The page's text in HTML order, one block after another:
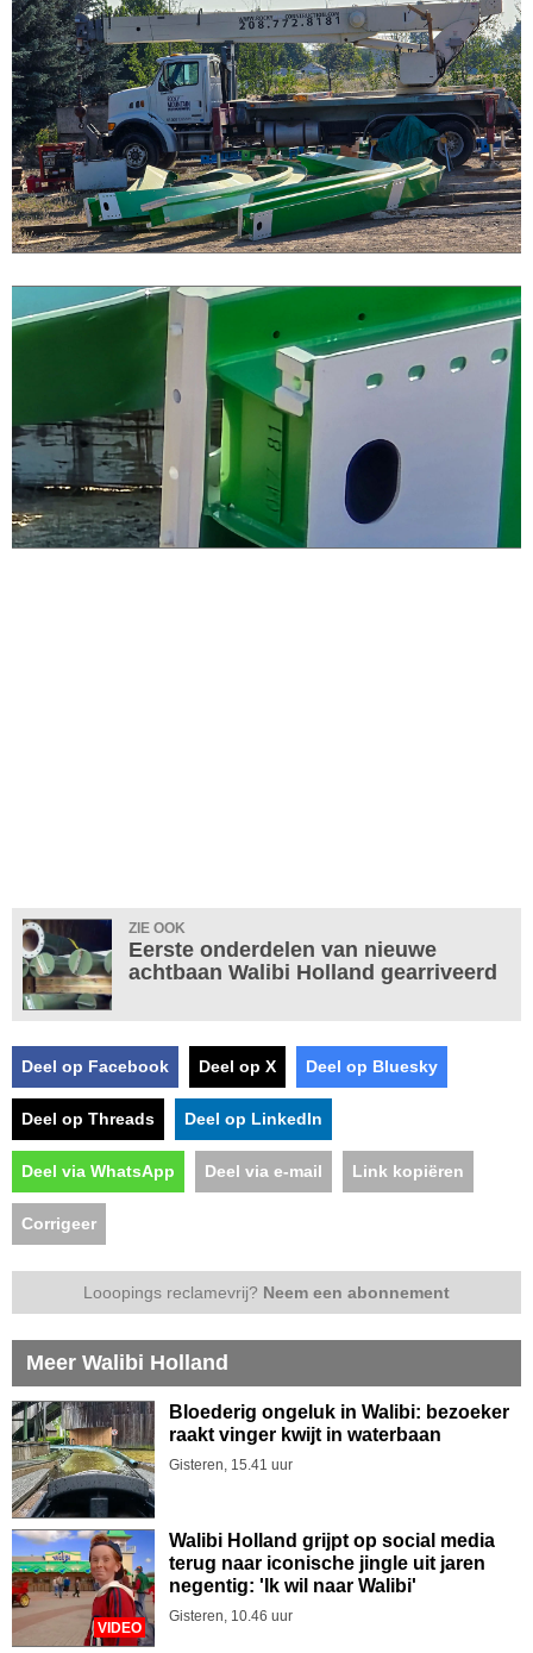
ZIE OOK
Eerste onderdelen van nieuwe
achtbaan Walibi Holland gearriveerd
Deel op Facebook Deel op X Deel op Bluesky
Deel op Threads Deel op LinkedIn
Deel via WhatsApp Deel via e-mail Link kopiëren
Corrigeer
Looopings reclamevrij? Neem een abonnement
Meer Walibi Holland
Bloederig ongeluk in Walibi: bezoeker
raakt vinger kwijt in waterbaan
Gisteren, 15.41 uur
VIDEO
Walibi Holland grijpt op social media
terug naar iconische jingle uit jaren
negentig: 'Ik wil naar Walibi'
Gisteren, 10.46 uur